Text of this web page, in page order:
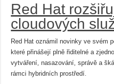
Red Hat
cloudových
Red Hat oznámil novinky ve svém
které přinášejí plně řiditelné a
vytváření, nasazování, správě a
rámci hybridních prostředí.